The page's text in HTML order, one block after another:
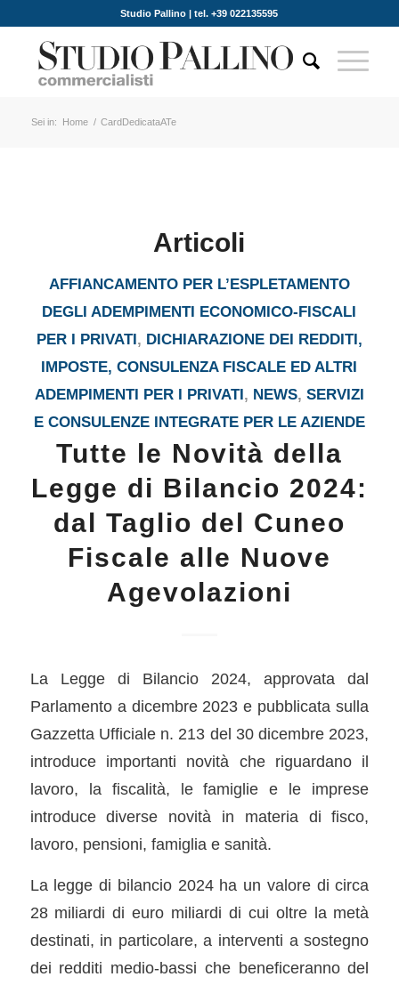
Studio Pallino | tel. +39 022135595
Sei in: Home / CardDedicataATe
Articoli
AFFIANCAMENTO PER L’ESPLETAMENTO
DEGLI ADEMPIMENTI ECONOMICO-FISCALI
PER I PRIVATI, DICHIARAZIONE DEI REDDITI,
IMPOSTE, CONSULENZA FISCALE ED ALTRI
ADEMPIMENTI PER I PRIVATI, NEWS, SERVIZI
E CONSULENZE INTEGRATE PER LE AZIENDE
Tutte le Novità della
Legge di Bilancio 2024:
dal Taglio del Cuneo
Fiscale alle Nuove
Agevolazioni
La Legge di Bilancio 2024, approvata dal
Parlamento a dicembre 2023 e pubblicata sulla
Gazzetta Ufficiale n. 213 del 30 dicembre 2023,
introduce importanti novità che riguardano il
lavoro, la fiscalità, le famiglie e le imprese
introduce diverse novità in materia di fisco,
lavoro, pensioni, famiglia e sanità.
La legge di bilancio 2024 ha un valore di circa
28 miliardi di euro miliardi di cui oltre la metà
destinati, in particolare, a interventi a sostegno
dei redditi medio-bassi che beneficeranno del